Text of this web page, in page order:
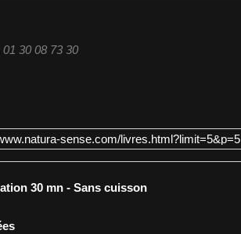
30 08 73 30
sense.com/livres.html?limit=5&p=5
30 mn - Sans cuisson